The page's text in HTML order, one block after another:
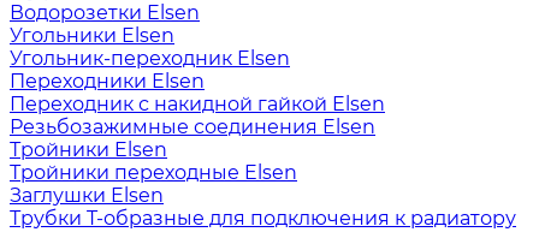
Водорозетки Elsen
Угольники Elsen
Угольник-переходник Elsen
Переходники Elsen
Переходник с накидной гайкой Elsen
Резьбозажимные соединения Elsen
Тройники Elsen
Тройники переходные Elsen
Заглушки Elsen
Трубки T-образные для подключения к радиатору